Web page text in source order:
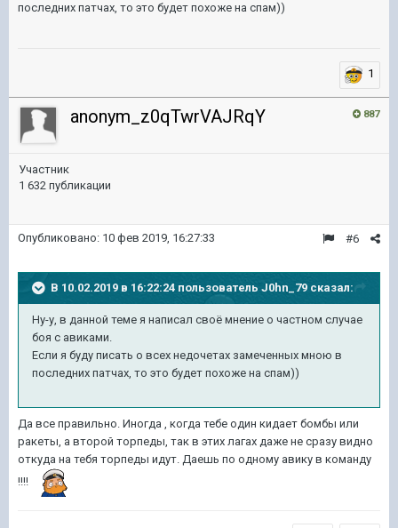
последних патчах, то это будет похоже на спам))
1
887
anonym_z0qTwrVAJRqY
Участник
1 632 публикации
#6
Опубликовано: 10 фев 2019, 16:27:33
В 10.02.2019 в 16:22:24 пользователь J0hn_79 сказал:
Ну-у, в данной теме я написал своё мнение о частном случае
боя с авиками.
Если я буду писать о всех недочетах замеченных мною в
последних патчах, то это будет похоже на спам))
Да все правильно. Иногда , когда тебе один кидает бомбы или
ракеты, а второй торпеды, так в этих лагах даже не сразу видно
откуда на тебя торпеды идут. Даешь по одному авику в команду
!!!!